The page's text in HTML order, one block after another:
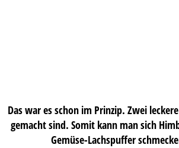
Das war es schon im Prinzip. Zwei
gemacht sind. Somit kann man sich
Gemüse-Lachspuffer